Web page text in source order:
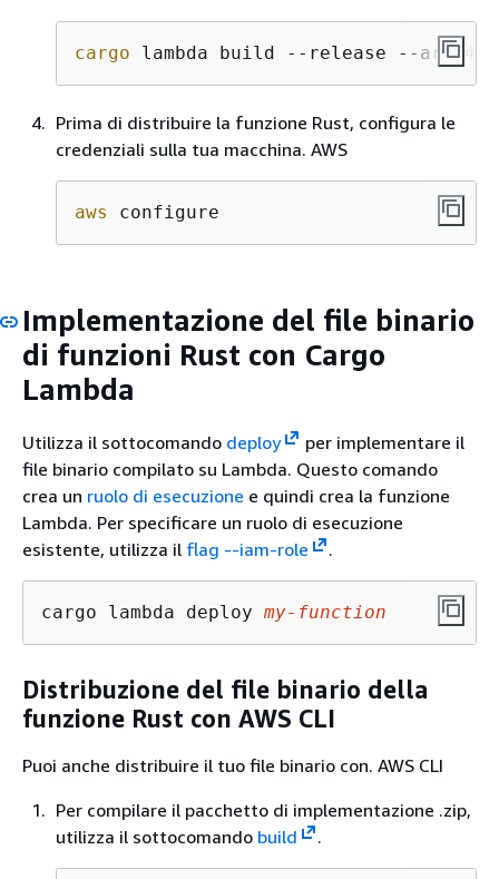
cargo lambda build --release --arm64
Prima di distribuire la funzione Rust, configura le
credenziali sulla tua macchina. AWS
aws configure
Implementazione del file binario
di funzioni Rust con Cargo
Lambda
Utilizza il sottocomando deploy
per implementare il
file binario compilato su Lambda. Questo comando
crea un ruolo di esecuzione e quindi crea la funzione
Lambda. Per specificare un ruolo di esecuzione
esistente, utilizza il flag --iam-role .
cargo lambda deploy my-function
Distribuzione del file binario della
funzione Rust con AWS CLI
Puoi anche distribuire il tuo file binario con. AWS CLI
Per compilare il pacchetto di implementazione .zip,
utilizza il sottocomando build .